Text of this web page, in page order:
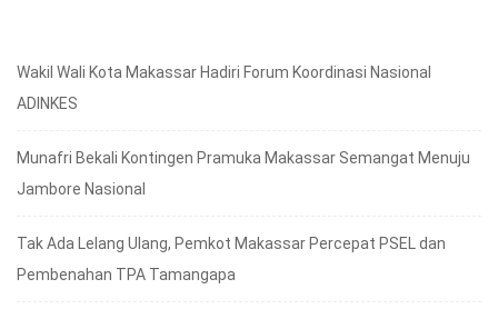
Wakil Wali Kota Makassar Hadiri Forum Koordinasi Nasional
ADINKES
Munafri Bekali Kontingen Pramuka Makassar Semangat Menuju
Jambore Nasional
Tak Ada Lelang Ulang, Pemkot Makassar Percepat PSEL dan
Pembenahan TPA Tamangapa